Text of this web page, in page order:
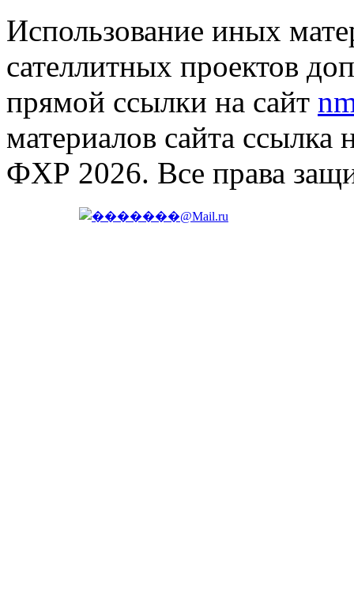
Использование иных
сателлитных проектов
прямой ссылки на сайт
материалов сайта ссылка
ФХР 2026. Все права